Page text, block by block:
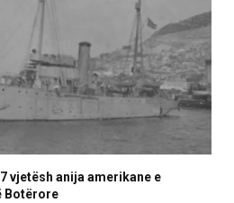
vjetësh anija amerikane e
Botërore